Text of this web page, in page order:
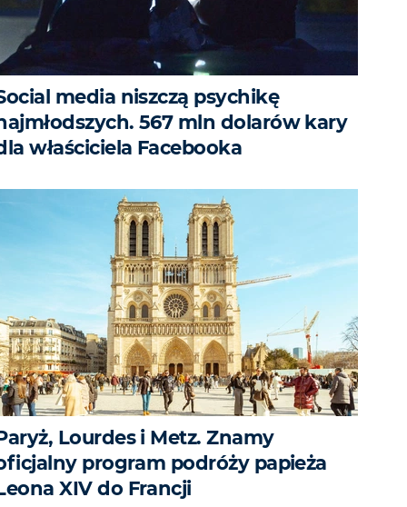
media niszczą psychikę
567 mln dolarów kary
właściciela Facebooka
Lourdes i Metz. Znamy
program podróży papieża
XIV do Francji